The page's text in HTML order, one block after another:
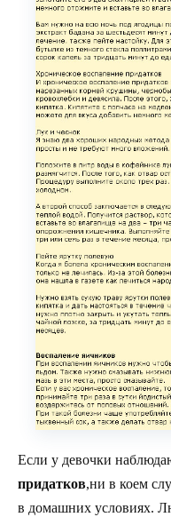
Если у девочки
придатков,ни в коем
в домашних условиях.